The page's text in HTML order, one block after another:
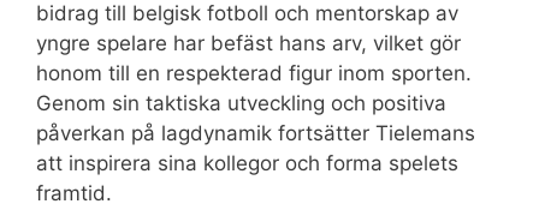
bidrag till belgisk fotboll och mentorskap av
yngre spelare har befäst hans arv, vilket gör
honom till en respekterad figur inom sporten.
Genom sin taktiska utveckling och positiva
påverkan på lagdynamik fortsätter Tielemans
att inspirera sina kollegor och forma spelets
framtid.